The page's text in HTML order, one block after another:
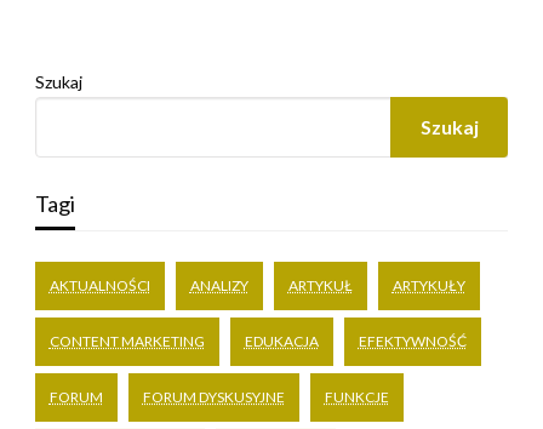
Szukaj
Szukaj
Tagi
AKTUALNOŚCI ANALIZY ARTYKUŁ ARTYKUŁY
CONTENT MARKETING EDUKACJA EFEKTYWNOŚĆ
FORUM FORUM DYSKUSYJNE FUNKCJE